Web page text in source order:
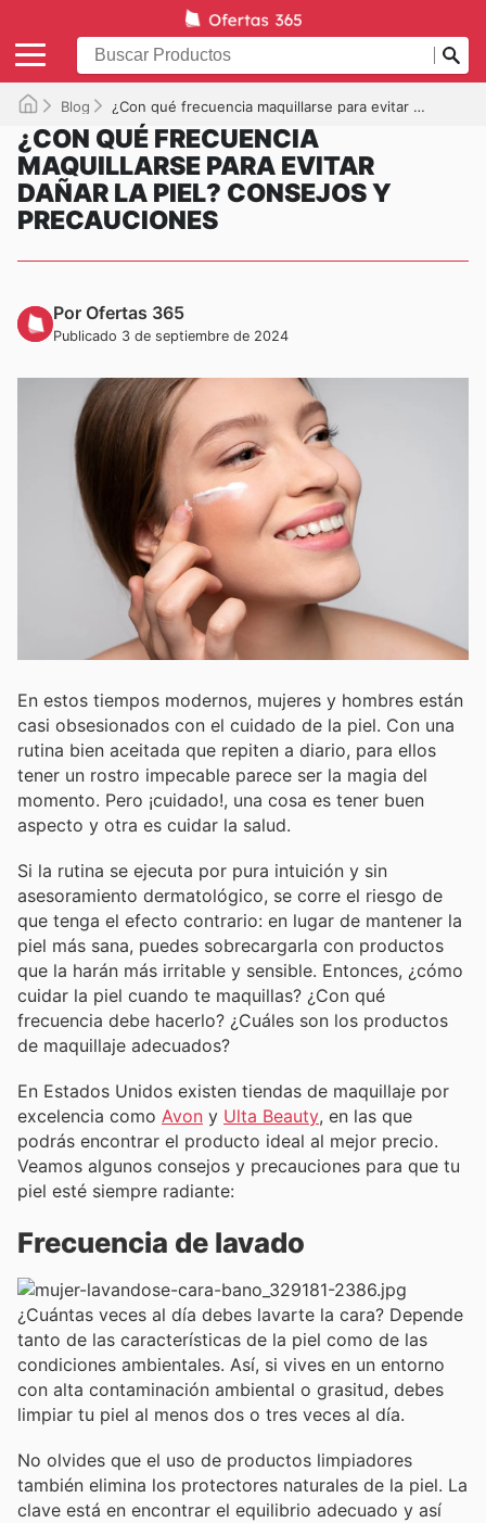
Blog ¿Con qué frecuencia maquillarse para evitar dañar la piel? Consejos y precauciones
¿CON QUÉ FRECUENCIA
MAQUILLARSE PARA EVITAR
DAÑAR LA PIEL? CONSEJOS Y
PRECAUCIONES
Por Ofertas 365
Publicado 3 de septiembre de 2024
En estos tiempos modernos, mujeres y hombres están
casi obsesionados con el cuidado de la piel. Con una
rutina bien aceitada que repiten a diario, para ellos
tener un rostro impecable parece ser la magia del
momento. Pero ¡cuidado!, una cosa es tener buen
aspecto y otra es cuidar la salud.
Si la rutina se ejecuta por pura intuición y sin
asesoramiento dermatológico, se corre el riesgo de
que tenga el efecto contrario: en lugar de mantener la
piel más sana, puedes sobrecargarla con productos
que la harán más irritable y sensible. Entonces, ¿cómo
cuidar la piel cuando te maquillas? ¿Con qué
frecuencia debe hacerlo? ¿Cuáles son los productos
de maquillaje adecuados?
En Estados Unidos existen tiendas de maquillaje por
excelencia como Avon y Ulta Beauty, en las que
podrás encontrar el producto ideal al mejor precio.
Veamos algunos consejos y precauciones para que tu
piel esté siempre radiante:
Frecuencia de lavado
¿Cuántas veces al día debes lavarte la cara? Depende
tanto de las características de la piel como de las
condiciones ambientales. Así, si vives en un entorno
con alta contaminación ambiental o grasitud, debes
limpiar tu piel al menos dos o tres veces al día.
No olvides que el uso de productos limpiadores
también elimina los protectores naturales de la piel. La
clave está en encontrar el equilibrio adecuado y así